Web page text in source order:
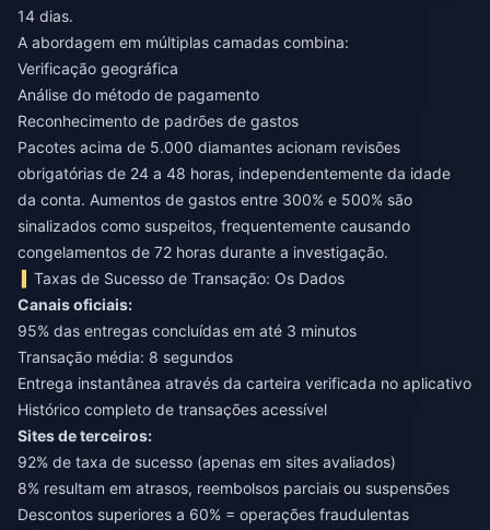
14 dias.
A abordagem em múltiplas camadas combina:
Verificação geográfica
Análise do método de pagamento
Reconhecimento de padrões de gastos
Pacotes acima de 5.000 diamantes acionam revisões
obrigatórias de 24 a 48 horas, independentemente da idade
da conta. Aumentos de gastos entre 300% e 500% são
sinalizados como suspeitos, frequentemente causando
congelamentos de 72 horas durante a investigação.
Taxas de Sucesso de Transação: Os Dados
Canais oficiais:
95% das entregas concluídas em até 3 minutos
Transação média: 8 segundos
Entrega instantânea através da carteira verificada no aplicativo
Histórico completo de transações acessível
Sites de terceiros:
92% de taxa de sucesso (apenas em sites avaliados)
8% resultam em atrasos, reembolsos parciais ou suspensões
Descontos superiores a 60% = operações fraudulentas